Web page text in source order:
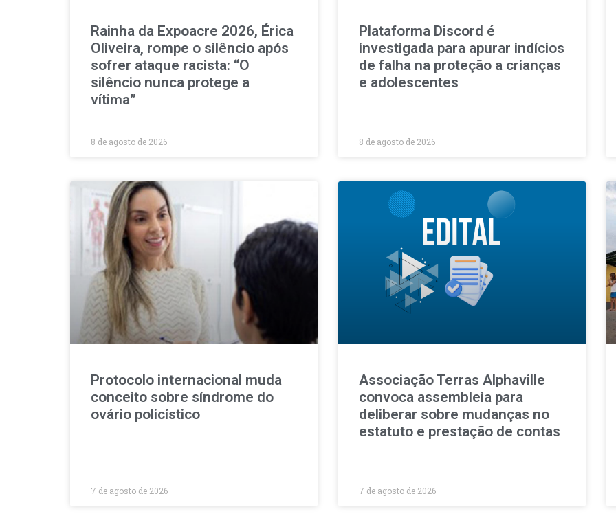
Rainha da Expoacre 2026, Érica
Oliveira, rompe o silêncio após
sofrer ataque racista: “O
silêncio nunca protege a
vítima”
8 de agosto de 2026
Plataforma Discord é
investigada para apurar indícios
de falha na proteção a crianças
e adolescentes
8 de agosto de 2026
Protocolo internacional muda
conceito sobre síndrome do
ovário policístico
7 de agosto de 2026
Associação Terras Alphaville
convoca assembleia para
deliberar sobre mudanças no
estatuto e prestação de contas
7 de agosto de 2026